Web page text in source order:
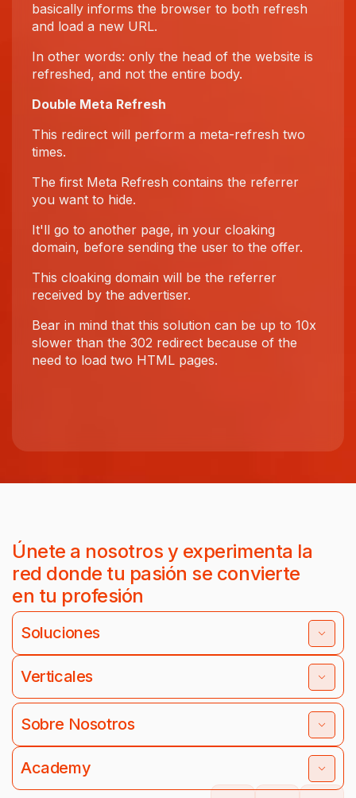
basically informs the browser to both refresh
and load a new URL.
In other words: only the head of the website is
refreshed, and not the entire body.
Double Meta Refresh
This redirect will perform a meta-refresh two
times.
The first Meta Refresh contains the referrer
you want to hide.
It'll go to another page, in your cloaking
domain, before sending the user to the offer.
This cloaking domain will be the referrer
received by the advertiser.
Bear in mind that this solution can be up to 10x
slower than the 302 redirect because of the
need to load two HTML pages.
Únete a nosotros y experimenta la
red donde tu pasión se convierte
en tu profesión
Soluciones
Verticales
Sobre Nosotros
Academy